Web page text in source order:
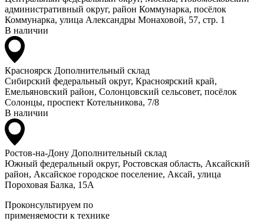
административный округ, район Коммунарка, посёлок
Коммунарка, улица Александры Монаховой, 57, стр. 1
В наличии
Красноярск Дополнительный склад
Сибирский федеральный округ, Красноярский край,
Емельяновский район, Солонцовский сельсовет, посёлок
Солонцы, проспект Котельникова, 7/8
В наличии
Ростов-на-Дону Дополнительный склад
Южный федеральный округ, Ростовская область, Аксайский
район, Аксайское городское поселение, Аксай, улица
Пороховая Балка, 15А
Проконсультируем по
применяемости к технике